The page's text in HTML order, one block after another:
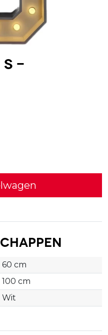
-
60 cm
100 cm
Wit